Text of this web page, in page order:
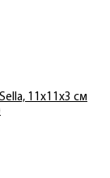
11х11х3 см